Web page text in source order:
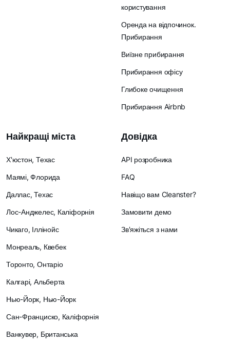
користування
Оренда на відпочинок.
Прибирання
Виїзне прибирання
Прибирання офісу
Глибоке очищення
Прибирання Airbnb
Найкращі міста
Х'юстон, Техас
Маямі, Флорида
Даллас, Техас
Лос-Анджелес, Каліфорнія
Чикаго, Іллінойс
Монреаль, Квебек
Торонто, Онтаріо
Калгарі, Альберта
Нью-Йорк, Нью-Йорк
Сан-Франциско, Каліфорнія
Ванкувер, Британська
Довідка
API розробника
FAQ
Навіщо вам Cleanster?
Замовити демо
Зв'яжіться з нами